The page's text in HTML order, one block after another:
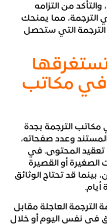
من التزامه
الترجمة، مما يمنحك
التي ستحصل
في مكاتب
مكاتب الترجمة بجدة
وعدد صفحاته،
تعقيد المحتوى. في
الصغيرة أو القصيرة
قد تحتاج الوثائق
أيام.
العاجلة مقابل
في نفس اليوم أو خلال